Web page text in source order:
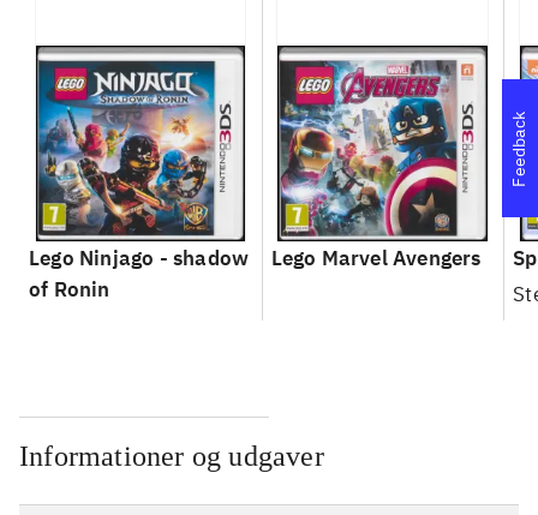
Lego Ninjago - shadow
of Ronin
Lego Marvel Avengers
Informationer og udgaver
Feedback